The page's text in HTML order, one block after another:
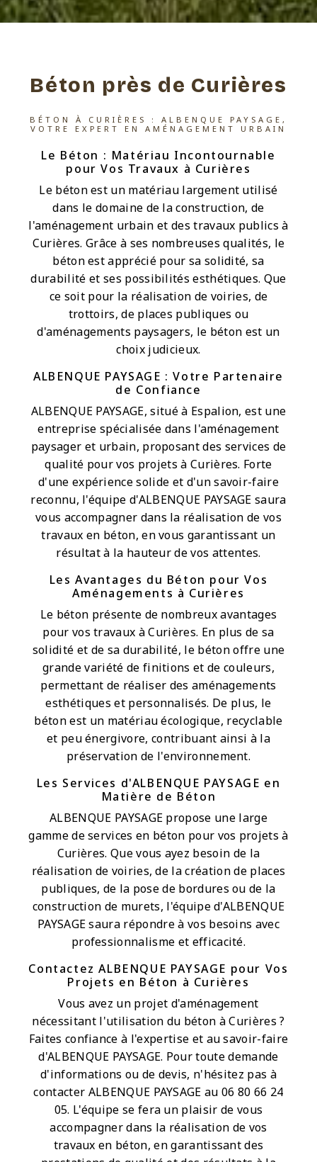
Béton près de Curières
BÉTON À CURIÈRES : ALBENQUE PAYSAGE,
VOTRE EXPERT EN AMÉNAGEMENT URBAIN
Le Béton : Matériau Incontournable
pour Vos Travaux à Curières
Le béton est un matériau largement utilisé
dans le domaine de la construction, de
l'aménagement urbain et des travaux publics à
Curières. Grâce à ses nombreuses qualités, le
béton est apprécié pour sa solidité, sa
durabilité et ses possibilités esthétiques. Que
ce soit pour la réalisation de voiries, de
trottoirs, de places publiques ou
d'aménagements paysagers, le béton est un
choix judicieux.
ALBENQUE PAYSAGE : Votre Partenaire
de Confiance
ALBENQUE PAYSAGE, situé à Espalion, est une
entreprise spécialisée dans l'aménagement
paysager et urbain, proposant des services de
qualité pour vos projets à Curières. Forte
d'une expérience solide et d'un savoir-faire
reconnu, l'équipe d'ALBENQUE PAYSAGE saura
vous accompagner dans la réalisation de vos
travaux en béton, en vous garantissant un
résultat à la hauteur de vos attentes.
Les Avantages du Béton pour Vos
Aménagements à Curières
Le béton présente de nombreux avantages
pour vos travaux à Curières. En plus de sa
solidité et de sa durabilité, le béton offre une
grande variété de finitions et de couleurs,
permettant de réaliser des aménagements
esthétiques et personnalisés. De plus, le
béton est un matériau écologique, recyclable
et peu énergivore, contribuant ainsi à la
préservation de l'environnement.
Les Services d'ALBENQUE PAYSAGE en
Matière de Béton
ALBENQUE PAYSAGE propose une large
gamme de services en béton pour vos projets à
Curières. Que vous ayez besoin de la
réalisation de voiries, de la création de places
publiques, de la pose de bordures ou de la
construction de murets, l'équipe d'ALBENQUE
PAYSAGE saura répondre à vos besoins avec
professionnalisme et efficacité.
Contactez ALBENQUE PAYSAGE pour Vos
Projets en Béton à Curières
Vous avez un projet d'aménagement
nécessitant l'utilisation du béton à Curières ?
Faites confiance à l'expertise et au savoir-faire
d'ALBENQUE PAYSAGE. Pour toute demande
d'informations ou de devis, n'hésitez pas à
contacter ALBENQUE PAYSAGE au 06 80 66 24
05. L'équipe se fera un plaisir de vous
accompagner dans la réalisation de vos
travaux en béton, en garantissant des